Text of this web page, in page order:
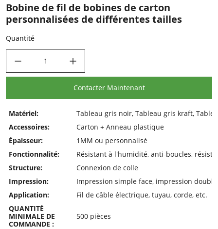
Bobine de fil de bobines de carton
personnalisées de différentes tailles
Quantité
Contacter Maintenant
Matériel:
Tableau gris noir, Tableau gris kraft,
Accessoires:
Carton + Anneau plastique
Épaisseur:
1MM ou personnalisé
Fonctionnalité:
Résistant à l'humidité, anti-boucles,
Structure:
Connexion de colle
Impression:
Impression simple face, impression
Application:
Fil de câble électrique, tuyau, corde, etc.
QUANTITÉ
MINIMALE DE
COMMANDE :
500 pièces